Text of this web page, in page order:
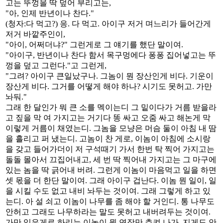
고는 뚜껑을 딱 덮어 부리고는,
"아, 인제 반년이나 찬다."
(청자:다 먹고?) 응. 다 먹고. 아이구 저거 며느리가 들어간게
저거 바깥주인이,
"아이, 어쩌더냐?" 그런게로 그 얘기를 했단 말이여.
"아이구, 반년이나 찬다 함서 목구멍에다 퐁퐁 집어넣고는 뚜
껑을 덮고 그런다."고 그런게,
"그려? 아이구 큰일났구나. 그놈이 뭔 장산인게 비다. 기운이
장산게 비다. 그거를 어떻게 해야 하나? 시기도 못허고. 가만
놔둬."
그래 한 달인가 뭐 큰 소를 멕이는디 그 밑이다가 거름 받을라
고 짚을 막 여 가지고는 거기다 똥 싸고 오줌 싸고 해논게 막
이렇게 거름이 채였는디. 그놈을 모냥은 머슴 둘이 아침 내 땀
을 흘리고 퍼 냈는디. 고놈이 찬 게로, 이놈이 아침에 소시랑
을 갖고 들어가더이 저 구석때기 가서 한번 탁 찍어 가지고는
돌돌 몰아서 끄집어내고, 세 번 딱 찍어내 가지고는 그 마구에
있는 놈을 딱 긁어내 버려. 그런게 이놈이 마음먹고 일을 하면
셋 몫을 더 한단 말이여. 그래 아이구 겁난다. 이놈 뭔 일이, 일
을 시킬 수도 없고 내비 놔두는 것이여. 그래 그렇게 하고 있
는디. 아 설 쇠고 이놈이 나무를 좀 해야 할 거인디. 통 나무도
안허고 그래도 나무하라는 말도 못허고 내버려두는 것이여.